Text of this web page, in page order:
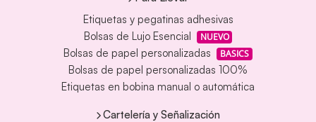
Etiquetas y pegatinas adhesivas
Bolsas de Lujo Esencial
NUEVO
Bolsas de papel personalizadas BASICS
Bolsas de papel personalizadas 100%
Etiquetas en bobina manual o automática
Cartelería y Señalización